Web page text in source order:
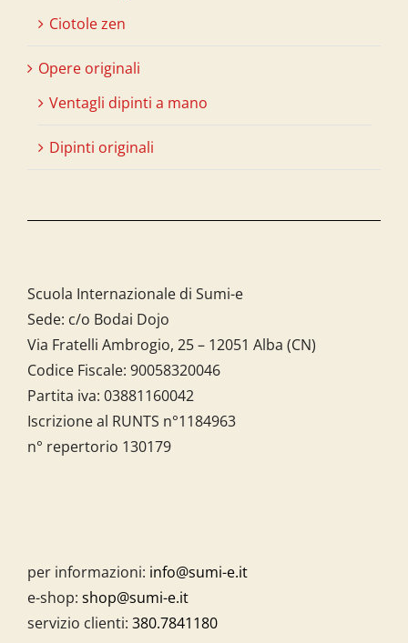
Ciotole zen
Opere originali
Ventagli dipinti a mano
Dipinti originali
Scuola Internazionale di Sumi-e
Sede: c/o Bodai Dojo
Via Fratelli Ambrogio, 25 – 12051 Alba (CN)
Codice Fiscale: 90058320046
Partita iva: 03881160042
Iscrizione al RUNTS n°1184963
n° repertorio 130179
per informazioni: info@sumi-e.it
e-shop: shop@sumi-e.it
servizio clienti: 380.7841180